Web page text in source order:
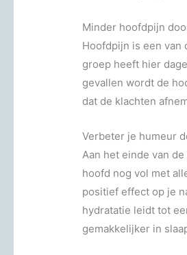
Minder hoofdpijn
Hoofdpijn is een van
groep heeft hier
gevallen wordt de
dat de klachten
Verbeter je humeur
Aan het einde van
hoofd nog vol met
positief effect op je
hydratatie leidt tot
gemakkelijker in